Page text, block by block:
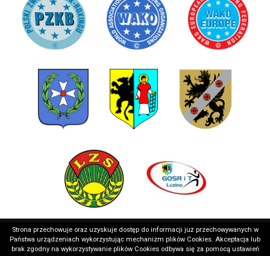
Copyright © 2026 Wejherowskie Stowarzyszenie Sportowe Realizacja: medializer.pl
Strona przechowuje oraz uzyskuje dostęp do informacji już przechowywanych w
Państwa urządzeniach wykorzystując mechanizm plików Cookies. Akceptacja lub
brak zgodny na wykorzystywanie plików Cookies odbywa się za pomocą ustawień